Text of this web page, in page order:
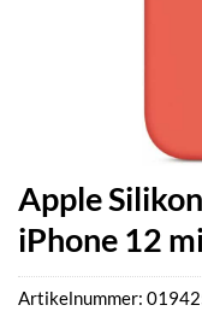
Apple
iPhone 12
Artikelnummer: